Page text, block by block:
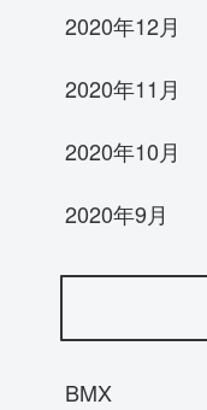
2020年12月
2020年11月
2020年10月
2020年9月
BMX